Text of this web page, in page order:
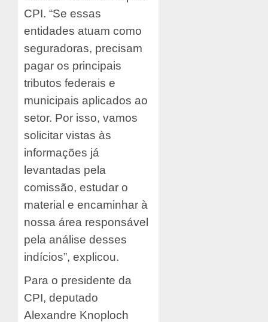
CPI. “Se essas
entidades atuam como
seguradoras, precisam
pagar os principais
tributos federais e
municipais aplicados ao
setor. Por isso, vamos
solicitar vistas às
informações já
levantadas pela
comissão, estudar o
material e encaminhar à
nossa área responsável
pela análise desses
indícios”, explicou.
Para o presidente da
CPI, deputado
Alexandre Knoploch